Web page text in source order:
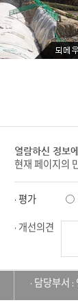
열람하신 정보
현재 페이지의
· 평가
· 개선의견
· 담당부서